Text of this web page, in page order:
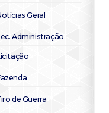
Geral
Administração
de Guerra